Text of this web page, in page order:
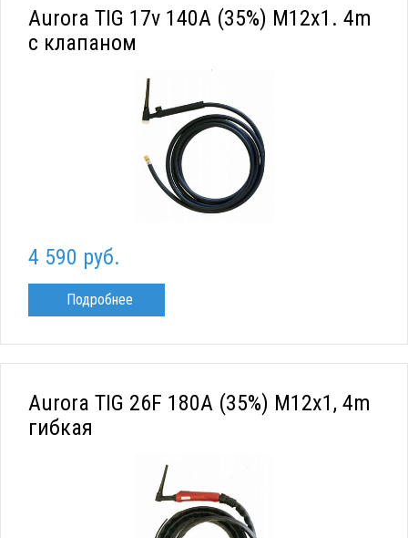
Aurora TIG 17v 140A (35%) M12x1. 4m
с клапаном
4 590 руб.
Подробнее
Aurora TIG 26F 180A (35%) M12x1, 4m
гибкая